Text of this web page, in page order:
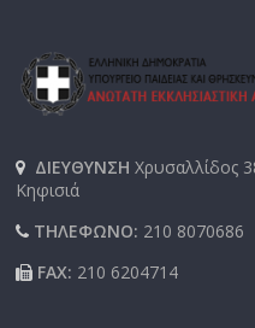
ΔΙΕΥΘΥΝΣΗΧρυσαλλίδος
Κηφισιά
ΤΗΛΕΦΩΝΟ: 210 8070686
FAX: 210 6204714